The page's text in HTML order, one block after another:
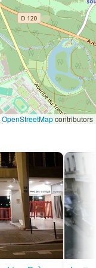
OpenStreetMapcontributors